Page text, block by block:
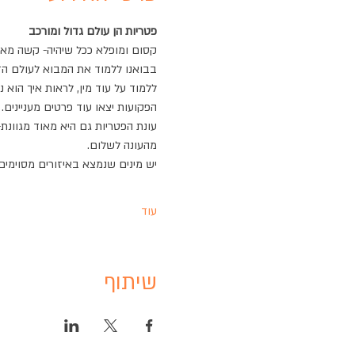
פטריות הן עולם גדול ומורכב
קסום ומופלא ככל שיהיה- קשה
בבואנו ללמוד את המבוא לעולם
ללמוד על עוד מין, לראות איך
הפקועות יצאו עוד פרטים מעניינים.
עונת הפטריות גם היא מאוד
מהעונה לשלום.
יש מינים שנמצא באיזורים
עוד
שיתוף